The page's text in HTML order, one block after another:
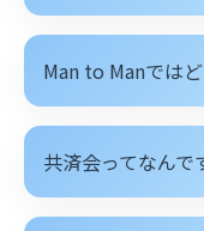
Man to Manでは
共済会ってなんで